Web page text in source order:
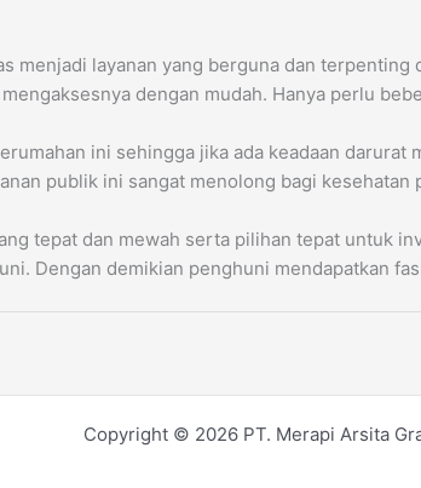
menjadi layanan yang berguna dan
dengan mudah. Hanya perlu
ini sehingga jika ada keadaan darurat
publik ini sangat menolong bagi kesehatan
tepat dan mewah serta pilihan tepat untuk
Dengan demikian penghuni mendapatkan
Copyright © 2026 PT. Merapi Arsita